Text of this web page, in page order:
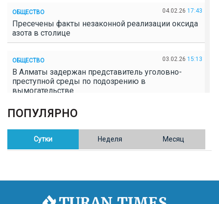
ОБЩЕСТВО 04.02.26 17:43
Пресечены факты незаконной реализации оксида
азота в столице
ОБЩЕСТВО 03.02.26 15:13
В Алматы задержан представитель уголовно-
преступной среды по подозрению в
вымогательстве
ОБЩЕСТВО
Полицейские пресекли незаконное выращивание
конопли в Таразе
Казахстан возглавил Договор о зоне, свободной от
ПОПУЛЯРНО
Сутки Неделя Месяц